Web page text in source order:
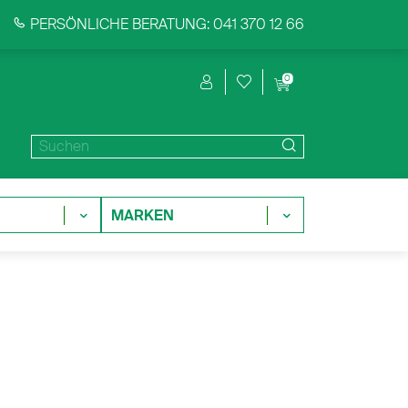
PERSÖNLICHE BERATUNG: 041 370 12 66
0
MARKEN